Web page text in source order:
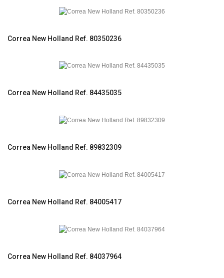
Correa New Holland Ref. 80350236
Correa New Holland Ref. 84435035
Correa New Holland Ref. 89832309
Correa New Holland Ref. 84005417
Correa New Holland Ref. 84037964